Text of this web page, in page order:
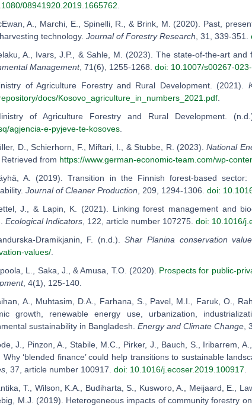
08941920.2019.1665762
A., Marchi, E., Spinelli, R., & Brink, M. (2020). Past,
technology. Journal of Forestry Research , 31, 339-351.
A., Ivars, J.P., & Sahle, M. (2023). The state-of-the-art
Management, 71(6), 1255-1268. doi: 10.1007/s00267-
of Agriculture Forestry and Rural Development. (2021).
docs/Kosovo_agriculture_in_numbers_2021.pdf
of Agriculture Forestry and Rural Development.
agjencia-e-pyjeve-te-kosoves
D., Schierhorn, F., Miftari, I., & Stubbe, R. (2023).National
. Retrieved from https://www.german-economic-team.com/wp-
A. (2019). Transition in the Finnish forest-based
Journal of Cleaner Production , 209, 1294-1306. doi:
J., & Lapin, K. (2021). Linking forest management and
Ecological Indicators , 122, article number 107275. doi: 10.1016/
Dramikjanin, F. (n.d.).Shar Planina conservation
values/
L., Saka, J., & Amusa, T.O. (2020). Prospects for public-
, 4(1), 125-140.
A., Muhtasim, D.A., Farhana, S., Pavel, M.I., Faruk, O.,
growth, renewable energy use, urbanization,
sustainability in Bangladesh. Energy and Climate Change
J., Pinzon, A., Stabile, M.C., Pirker, J., Bauch, S., Iribarrem,
Why ‘blended finance’ could help transitions to sustainable
, 37, article number 100917. doi: 10.1016/j.ecoser.2019.100917
T., Wilson, K.A., Budiharta, S., Kusworo, A., Meijaard, E.,
M.J. (2019). Heterogeneous impacts of community forestry